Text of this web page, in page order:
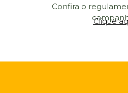
Confira o
Clique